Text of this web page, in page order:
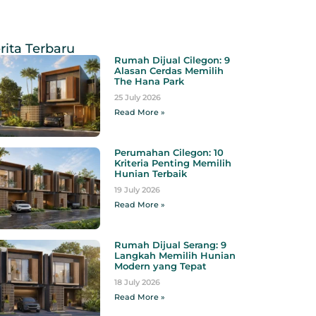
Terbaru
Rumah Dijual Cilegon: 9
Alasan Cerdas Memilih
The Hana Park
25 July 2026
Read More »
Perumahan Cilegon: 10
Kriteria Penting Memilih
Hunian Terbaik
19 July 2026
Read More »
Rumah Dijual Serang: 9
Langkah Memilih Hunian
Modern yang Tepat
18 July 2026
Read More »